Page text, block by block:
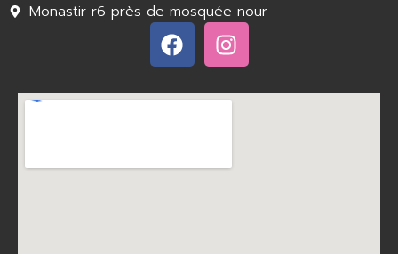
Monastir r6 près de mosquée nour